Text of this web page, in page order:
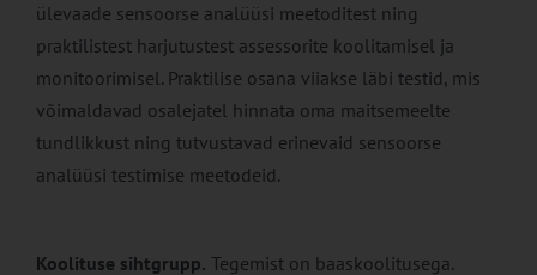
ülevaade sensoorse analüüsi meetoditest ning
praktilistest harjutustest assessorite koolitamisel ja
monitoorimisel. Praktilise osana viiakse läbi testid, mis
võimaldavad osalejatel hinnata oma maitsemeelte
tundlikkust ning tutvustavad erinevaid sensoorse
analüüsi testimise meetodeid.
Koolituse sihtgrupp. Tegemist on baaskoolitusega.